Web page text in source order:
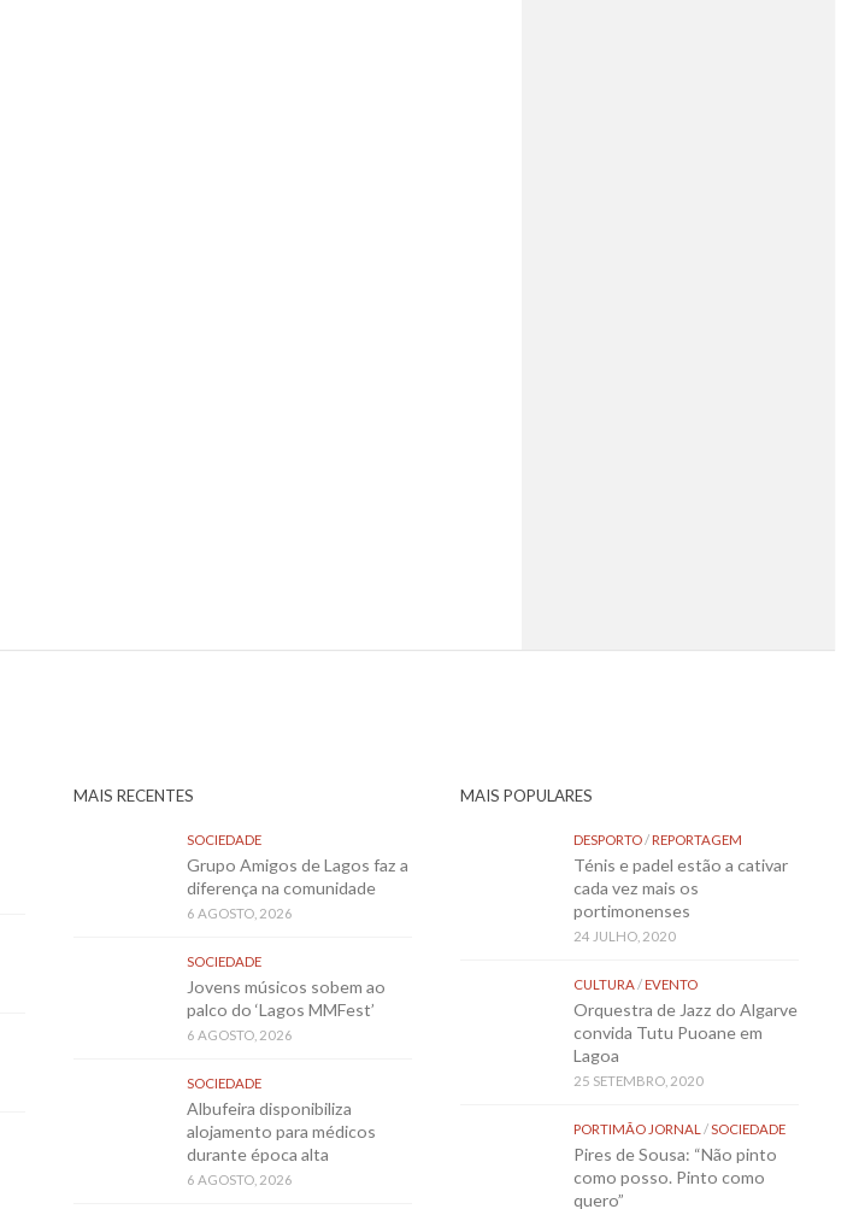
MAIS RECENTES
SOCIEDADE
Grupo Amigos de Lagos faz a
diferença na comunidade
6 AGOSTO, 2026
SOCIEDADE
Jovens músicos sobem ao
palco do ‘Lagos MMFest’
6 AGOSTO, 2026
SOCIEDADE
Albufeira disponibiliza
alojamento para médicos
durante época alta
6 AGOSTO, 2026
MAIS POPULARES
DESPORTO/REPORTAGEM
Ténis e padel estão a cativar
cada vez mais os
portimonenses
24 JULHO, 2020
CULTURA/EVENTO
Orquestra de Jazz do Algarve
convida Tutu Puoane em
Lagoa
25 SETEMBRO, 2020
PORTIMÃO JORNAL /SOCIEDADE
Pires de Sousa: “Não pinto
como posso. Pinto como
quero”